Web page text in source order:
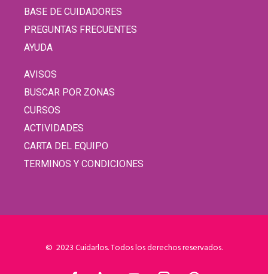
BASE DE CUIDADORES
PREGUNTAS FRECUENTES
AYUDA
AVISOS
BUSCAR POR ZONAS
CURSOS
ACTIVIDADES
CARTA DEL EQUIPO
TERMINOS Y CONDICIONES
© 2023 Cuidarlos. Todos los derechos reservados.